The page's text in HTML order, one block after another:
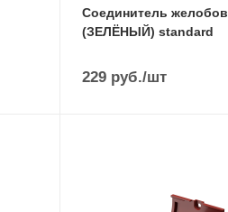
Соединитель желобов
(ЗЕЛЁНЫЙ) standard
229 руб./шт